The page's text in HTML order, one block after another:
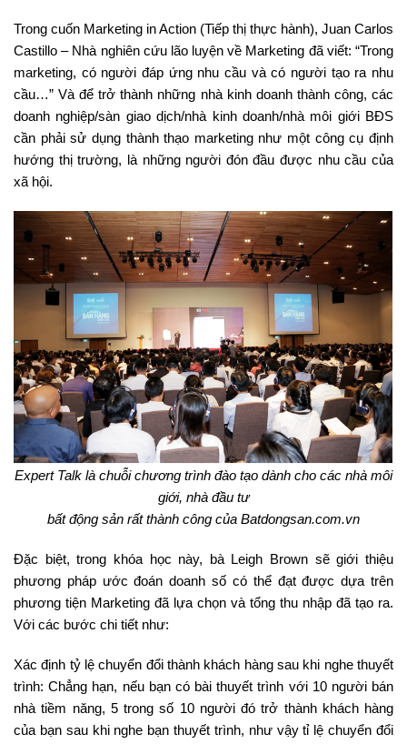
Trong cuốn Marketing in Action (Tiếp thị thực hành), Juan Carlos
Castillo – Nhà nghiên cứu lão luyện về Marketing đã viết: “Trong
marketing, có người đáp ứng nhu cầu và có người tạo ra nhu
cầu…” Và để trở thành những nhà kinh doanh thành công, các
doanh nghiệp/sàn giao dịch/nhà kinh doanh/nhà môi giới BĐS
cần phải sử dụng thành thạo marketing như một công cụ định
hướng thị trường, là những người đón đầu được nhu cầu của
xã hội.
Expert Talk là chuỗi chương trình đào tạo dành cho các nhà môi
giới, nhà đầu tư
bất động sản rất thành công của Batdongsan.com.vn
Đặc biệt, trong khóa học này, bà Leigh Brown sẽ giới thiệu
phương pháp ước đoán doanh số có thể đạt được dựa trên
phương tiện Marketing đã lựa chọn và tổng thu nhập đã tạo ra.
Với các bước chi tiết như:
Xác định tỷ lệ chuyển đổi thành khách hàng sau khi nghe thuyết
trình: Chẳng hạn, nếu bạn có bài thuyết trình với 10 người bán
nhà tiềm năng, 5 trong số 10 người đó trở thành khách hàng
của bạn sau khi nghe bạn thuyết trình, như vậy tỉ lệ chuyển đổi